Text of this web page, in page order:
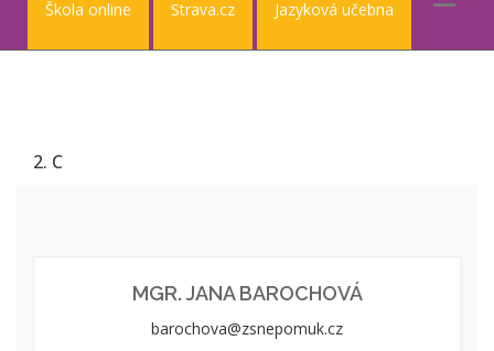
Škola online Strava.cz Jazyková učebna
2. C
MGR. JANA BAROCHOVÁ
barochova@zsnepomuk.cz